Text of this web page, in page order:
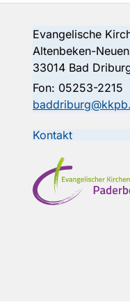
Evangelische
Altenbeken-
33014 Bad
Fon: 05253-2215
Kontakt